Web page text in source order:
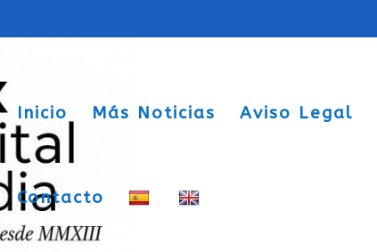
Inicio Más Noticias Aviso Legal
Contacto